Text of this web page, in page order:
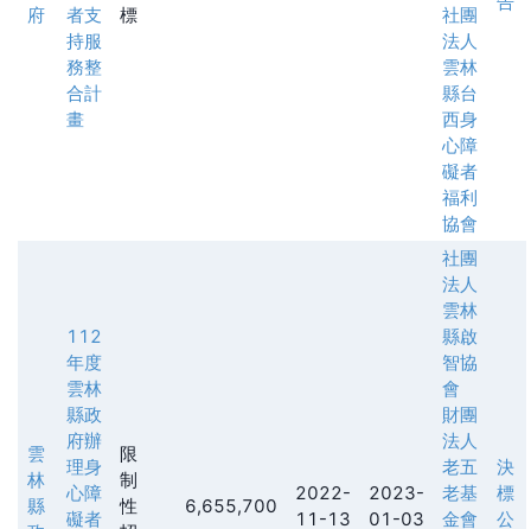
府
者支
持服
務整
合計
畫
標
社團
法人
雲林
縣台
西身
心障
礙者
福利
協會
雲
林
縣
112
年度
雲林
縣政
府辦
理身
心障
礙者
限
制
性
6,655,700
2022-
11-13
2023-
01-03
社團
法人
雲林
縣啟
智協
會
財團
法人
老五
老基
金會
決
標
公